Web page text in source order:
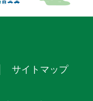
サイトマップ